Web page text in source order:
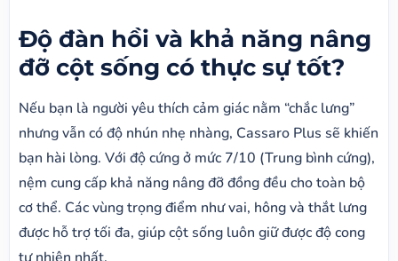
Độ đàn hồi và khả năng nâng
đỡ cột sống có thực sự tốt?
Nếu bạn là người yêu thích cảm giác nằm “chắc lưng”
nhưng vẫn có độ nhún nhẹ nhàng, Cassaro Plus sẽ khiến
bạn hài lòng. Với độ cứng ở mức 7/10 (Trung bình cứng),
nệm cung cấp khả năng nâng đỡ đồng đều cho toàn bộ
cơ thể. Các vùng trọng điểm như vai, hông và thắt lưng
được hỗ trợ tối đa, giúp cột sống luôn giữ được độ cong